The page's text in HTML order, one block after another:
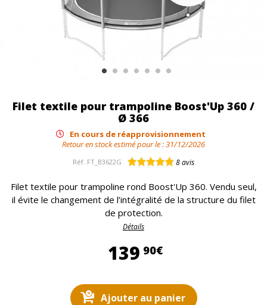
Filet textile pour trampoline Boost'Up 360 /
Ø 366
En cours de réapprovisionnement
Retour en stock estimé pour le :31/12/2026
Réf. FT_B3622G 8avis
Filet textile pour trampoline rond Boost'Up 360. Vendu seul,
il évite le changement de l’intégralité de la structure du filet
de protection.
Détails
139 90€139,90 €
Ajouter au panier